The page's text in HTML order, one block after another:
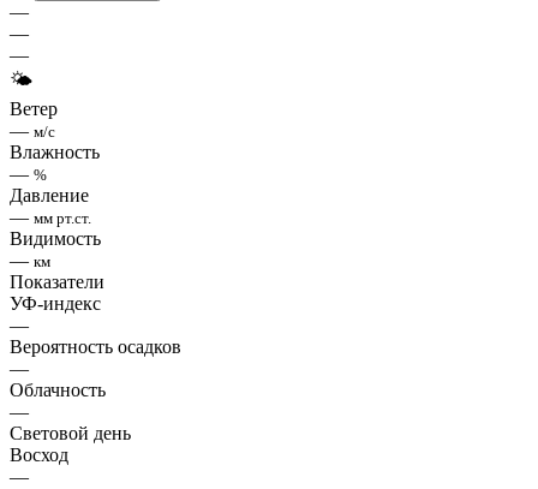
—
—
—
🌤
Ветер
— м/с
Влажность
— %
Давление
— мм рт.ст.
Видимость
— км
Показатели
УФ-индекс
—
Вероятность осадков
—
Облачность
—
Световой день
Восход
—